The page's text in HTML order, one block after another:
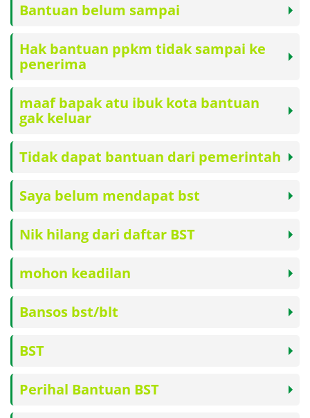
Bantuan belum sampai
Hak bantuan ppkm tidak sampai ke
penerima
maaf bapak atu ibuk kota bantuan
gak keluar
Tidak dapat bantuan dari pemerintah
Saya belum mendapat bst
Nik hilang dari daftar BST
mohon keadilan
Bansos bst/blt
BST
Perihal Bantuan BST